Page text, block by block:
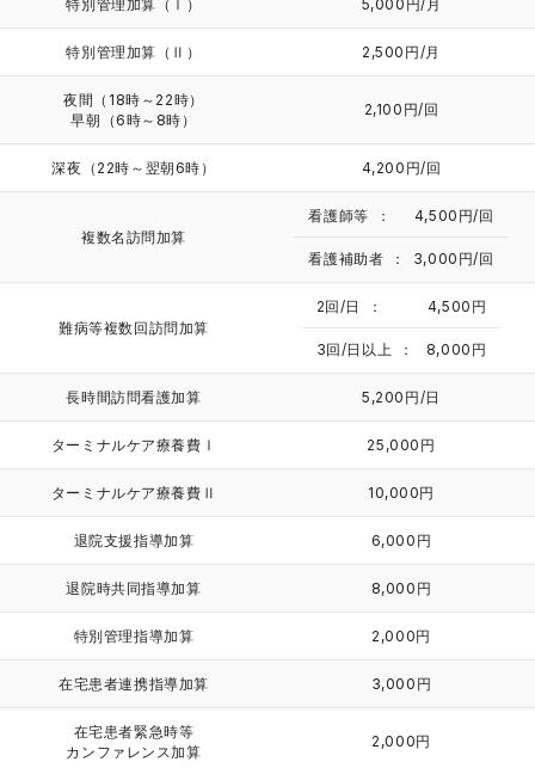
特別管理加算（Ⅰ） 5,000円/月
特別管理加算（Ⅱ） 2,500円/月
夜間（18時～22時）
早朝（6時～8時）
2,100円/回
深夜（22時～翌朝6時） 4,200円/回
複数名訪問加算
看護師等 4,500円/回
看護補助者 3,000円/回
難病等複数回訪問加算
2回/日 4,500円
3回/日以上 8,000円
長時間訪問看護加算 5,200円/日
ターミナルケア療養費Ⅰ 25,000円
ターミナルケア療養費Ⅱ 10,000円
退院支援指導加算 6,000円
退院時共同指導加算 8,000円
特別管理指導加算 2,000円
在宅患者連携指導加算 3,000円
在宅患者緊急時等
カンファレンス加算
2,000円